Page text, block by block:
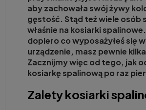
aby zachowała swój żywy
gęstość. Stąd też wiele osób
właśnie na kosiarki
dopiero co wyposażyłeś się
urządzenie, masz pewnie
Zacznijmy więc od tego, jak
kosiarkę spalinową po raz
Zalety kosiarki